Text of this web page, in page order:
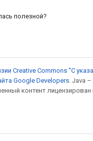
полезной?
Creative Commons "С
Google Developers . Java
контент лицензирован